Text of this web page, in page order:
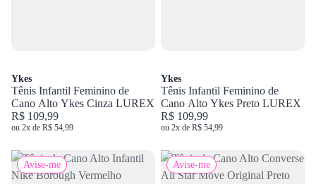
Ykes
Tênis Infantil Feminino de
Cano Alto Ykes Cinza LUREX
R$ 109,99
ou 2x de R$ 54,99
Ykes
Tênis Infantil Feminino de
Cano Alto Ykes Preto LUREX
R$ 109,99
ou 2x de R$ 54,99
Avise-me Avise-me